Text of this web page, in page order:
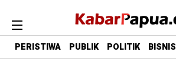
PERISTIWA PUBLIK POLITIK BISNIS